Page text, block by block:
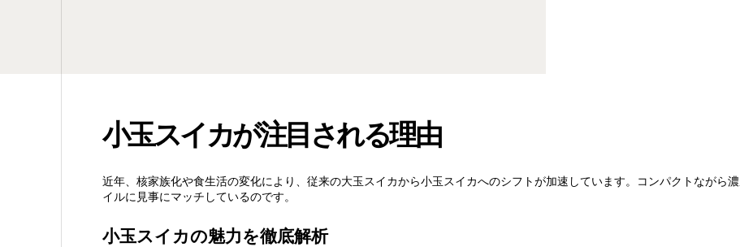
小玉スイカが注目される理由
近年、核家族化や食生活の変化により、従来の大玉スイカから小玉スイカへのシフトが加速しています。コンパクトながら
イルに見事にマッチしているのです。
小玉スイカの魅力を徹底解析